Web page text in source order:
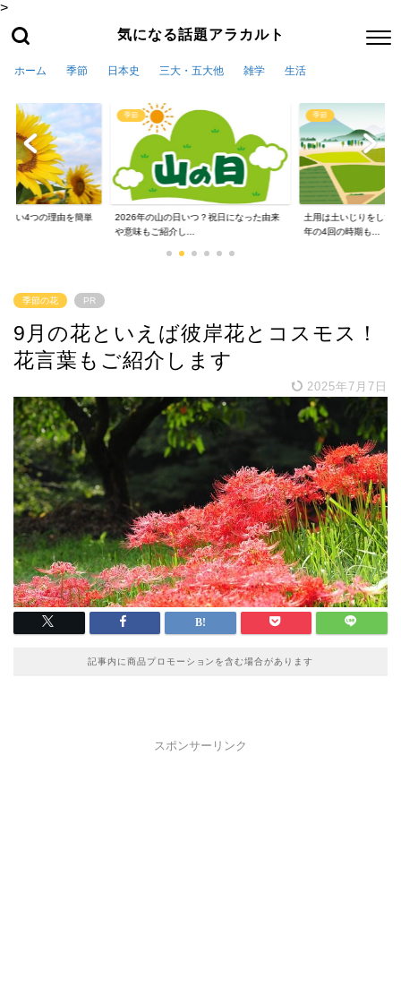
>
気になる話題アラカルト
ホーム 季節 日本史 三大・五大他 雑学 生活
ない4つの理由を簡単
季節
2026年の山の日いつ？祝日になった由来
や意味もご紹介し...
季節
土用は土いじりをして
年の4回の時期も...
季節の花 PR
9月の花といえば彼岸花とコスモス！
花言葉もご紹介します
2025年7月7日
記事内に商品プロモーションを含む場合があります
スポンサーリンク